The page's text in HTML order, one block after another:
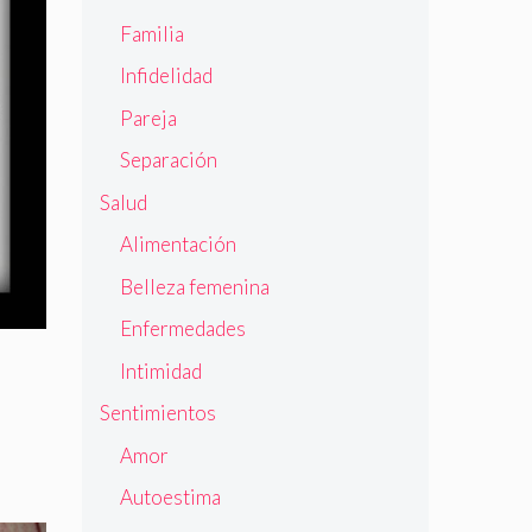
Familia
Infidelidad
Pareja
Separación
Salud
Alimentación
Belleza femenina
Enfermedades
Intimidad
Sentimientos
Amor
Autoestima